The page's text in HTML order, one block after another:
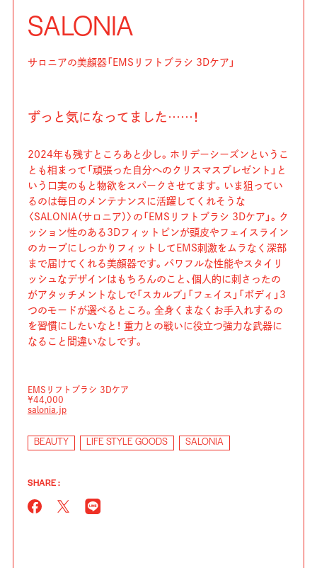
SALONIA
サロニアの美顔器「EMSリフトブラシ 3Dケア」
ずっと気になってました……！
2024年も残すところあと少し。ホリデーシーズンというこ
とも相まって「頑張った自分へのクリスマスプレゼント」と
いう口実のもと物欲をスパークさせてます。いま狙ってい
るのは毎日のメンテナンスに活躍してくれそうな
〈SALONIA（サロニア）〉の「EMSリフトブラシ 3Dケア」。ク
ッション性のある3Dフィットピンが頭皮やフェイスライン
のカーブにしっかりフィットしてEMS刺激をムラなく深部
まで届けてくれる美顔器です。パワフルな性能やスタイリ
ッシュなデザインはもちろんのこと、個人的に刺さったの
がアタッチメントなしで「スカルプ」「フェイス」「ボディ」3
つのモードが選べるところ。全身くまなくお手入れするの
を習慣にしたいなと！ 重力との戦いに役立つ強力な武器に
なること間違いなしです。
EMSリフトブラシ 3Dケア
¥44,000
salonia.jp
BEAUTY LIFE STYLE GOODS SALONIA
SHARE :